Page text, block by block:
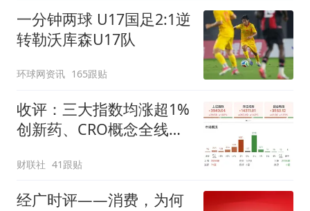
一分钟两球 U17国足2:1逆
转勒沃库森U17队
环球网资讯 165跟贴
收评：三大指数均涨超1%
创新药、CRO概念全线走
财联社 41跟贴
经广时评——消费，为何